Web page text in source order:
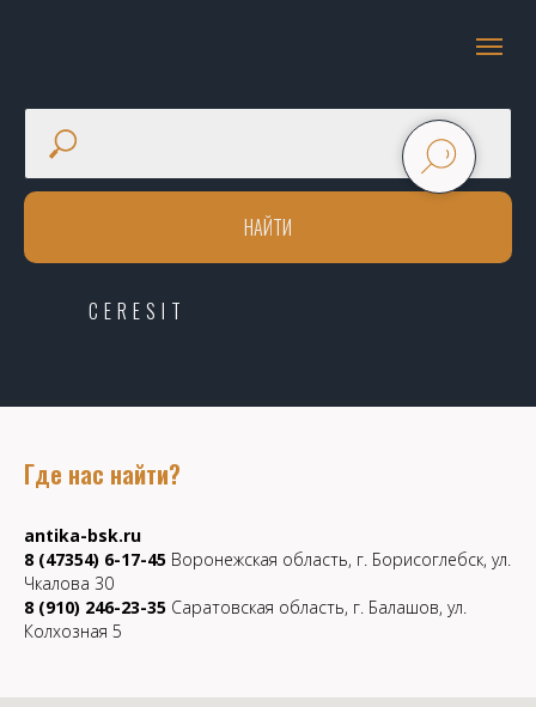
НАЙТИ
CERESIT
Где нас найти?
antika-bsk.ru
8 (47354) 6-17-45 Воронежская область, г. Борисоглебск, ул.
Чкалова 30
8 (910) 246-23-35 Саратовская область, г. Балашов, ул.
Колхозная 5